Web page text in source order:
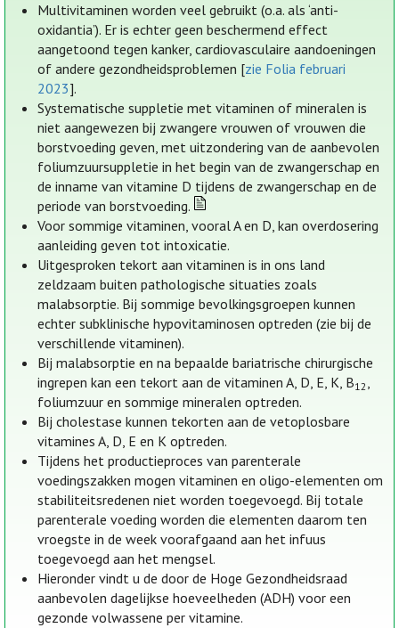
Multivitaminen worden veel gebruikt (o.a. als ‘anti-
oxidantia’). Er is echter geen beschermend effect
aangetoond tegen kanker, cardiovasculaire aandoeningen
of andere gezondheidsproblemen [zie Folia februari
2023].
Systematische suppletie met vitaminen of mineralen is
niet aangewezen bij zwangere vrouwen of vrouwen die
borstvoeding geven, met uitzondering van de aanbevolen
foliumzuursuppletie in het begin van de zwangerschap en
de inname van vitamine D tijdens de zwangerschap en de
periode van borstvoeding.
Voor sommige vitaminen, vooral A en D, kan overdosering
aanleiding geven tot intoxicatie.
Uitgesproken tekort aan vitaminen is in ons land
zeldzaam buiten pathologische situaties zoals
malabsorptie. Bij sommige bevolkingsgroepen kunnen
echter subklinische hypovitaminosen optreden (zie bij de
verschillende vitaminen).
Bij malabsorptie en na bepaalde bariatrische chirurgische
ingrepen kan een tekort aan de vitaminen A, D, E, K, B12,
foliumzuur en sommige mineralen optreden.
Bij cholestase kunnen tekorten aan de vetoplosbare
vitamines A, D, E en K optreden.
Tijdens het productieproces van parenterale
voedingszakken mogen vitaminen en oligo-elementen om
stabiliteitsredenen niet worden toegevoegd. Bij totale
parenterale voeding worden die elementen daarom ten
vroegste in de week voorafgaand aan het infuus
toegevoegd aan het mengsel.
Hieronder vindt u de door de Hoge Gezondheidsraad
aanbevolen dagelijkse hoeveelheden (ADH) voor een
gezonde volwassene per vitamine.